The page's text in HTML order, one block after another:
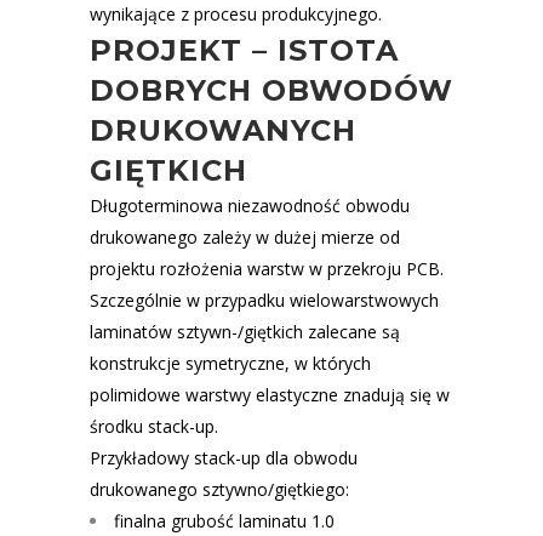
wynikające z procesu produkcyjnego.
PROJEKT – ISTOTA
DOBRYCH OBWODÓW
DRUKOWANYCH
GIĘTKICH
Długoterminowa niezawodność obwodu
drukowanego zależy w dużej mierze od
projektu rozłożenia warstw w przekroju PCB.
Szczególnie w przypadku wielowarstwowych
laminatów sztywn-/giętkich zalecane są
konstrukcje symetryczne, w których
polimidowe warstwy elastyczne znadują się w
środku stack-up.
Przykładowy stack-up dla obwodu
drukowanego sztywno/giętkiego:
finalna grubość laminatu 1.0